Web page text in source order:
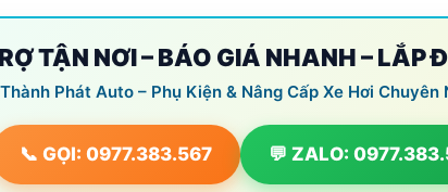
TẬN NƠI – BÁO GIÁ NHANH – LẮP
Thành Phát Auto – Phụ Kiện & Nâng Cấp Xe Hơi Chuyên
📞 GỌI: 0977.383.567 💬 ZALO: